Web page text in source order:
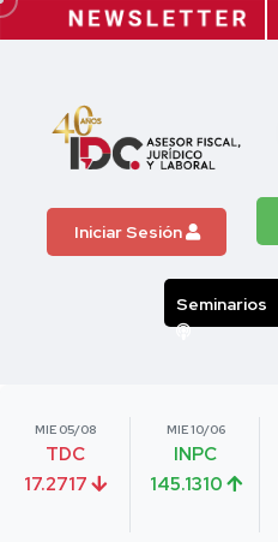
Iniciar Sesión
Seminarios
MIE 05/08
TDC
17.2717
MIE 10/06
INPC
145.1310